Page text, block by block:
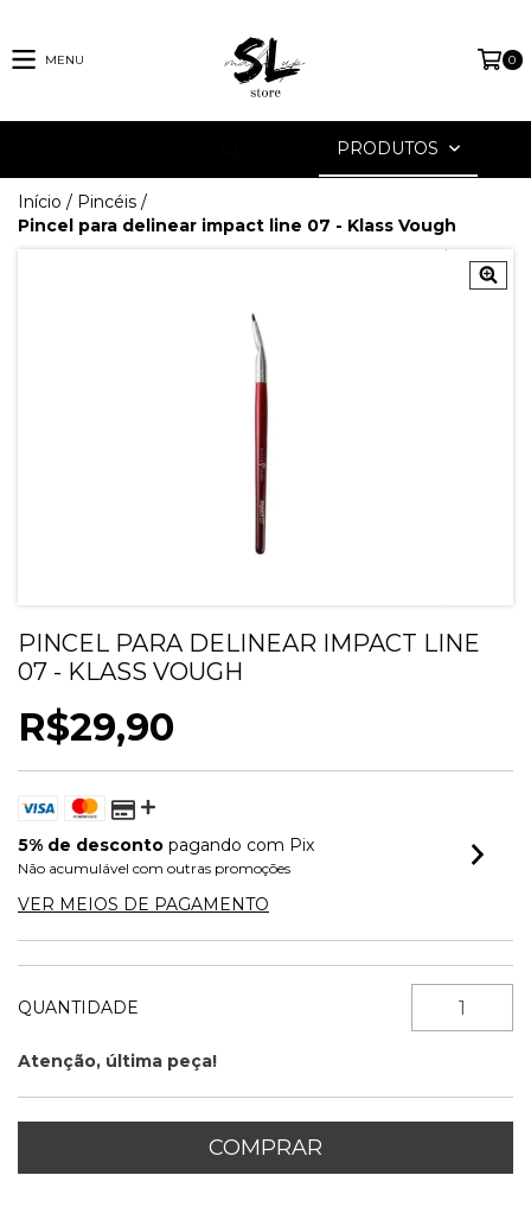
MENU 0
PRODUTOS
Início / Pincéis /
Pincel para delinear impact line 07 - Klass Vough
PINCEL PARA DELINEAR IMPACT LINE
07 - KLASS VOUGH
R$29,90
5% de desconto pagando com Pix
Não acumulável com outras promoções
VER MEIOS DE PAGAMENTO
QUANTIDADE
Atenção, última peça!